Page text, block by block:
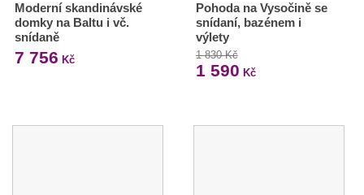
Moderní skandinávské
domky na Baltu i vč.
snídaně
7 756 Kč
Pohoda na Vysočině se
snídaní, bazénem i
výlety
1 830 Kč
1 590 Kč